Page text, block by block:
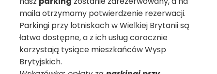
maila otrzymamy potwierdzenie rezerwacji.
Parkingi przy lotniskach w Wielkiej Brytanii są
łatwo dostępne, a z ich usług corocznie
korzystają tysiące mieszkańców Wysp
Brytyjskich.